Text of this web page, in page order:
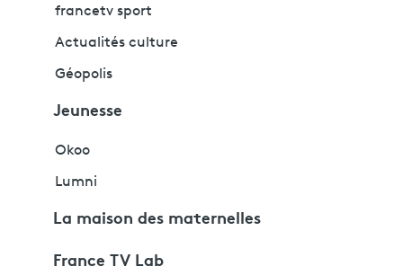
francetv sport
Actualités culture
Géopolis
Jeunesse
Okoo
Lumni
La maison des maternelles
France TV Lab